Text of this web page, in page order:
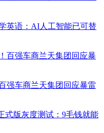
英语：AI人工智能已可替
强车商兰天集团回应暴雷